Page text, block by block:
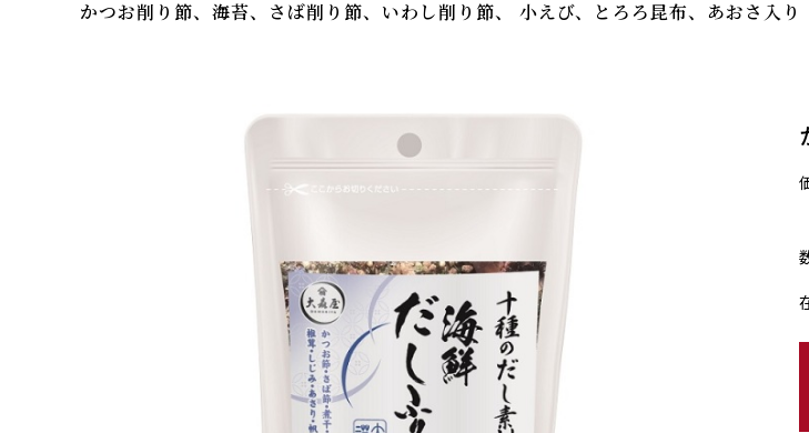
かつお削り節、海苔、さば削り節、いわし削り節、 小えび、とろろ昆布、あおさ入り